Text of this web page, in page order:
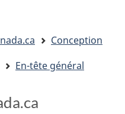
Conception
En-tête général